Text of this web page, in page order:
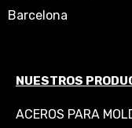
Barcelona
NUESTROS
ACEROS PARA